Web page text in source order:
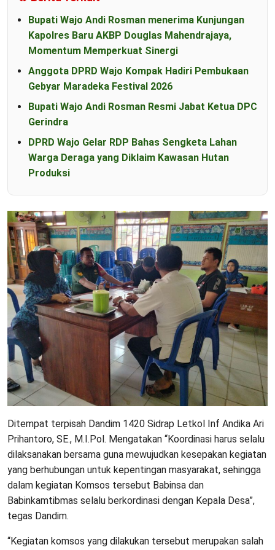
Bupati Wajo Andi Rosman menerima Kunjungan
Kapolres Baru AKBP Douglas Mahendrajaya,
Momentum Memperkuat Sinergi
Anggota DPRD Wajo Kompak Hadiri Pembukaan
Gebyar Maradeka Festival 2026
Bupati Wajo Andi Rosman Resmi Jabat Ketua DPC
Gerindra
DPRD Wajo Gelar RDP Bahas Sengketa Lahan
Warga Deraga yang Diklaim Kawasan Hutan
Produksi
Ditempat terpisah Dandim 1420 Sidrap Letkol Inf Andika Ari
Prihantoro, SE., M.I.Pol. Mengatakan “Koordinasi harus selalu
dilaksanakan bersama guna mewujudkan kesepakan kegiatan
yang berhubungan untuk kepentingan masyarakat, sehingga
dalam kegiatan Komsos tersebut Babinsa dan
Babinkamtibmas selalu berkordinasi dengan Kepala Desa”,
tegas Dandim.
“Kegiatan komsos yang dilakukan tersebut merupakan salah